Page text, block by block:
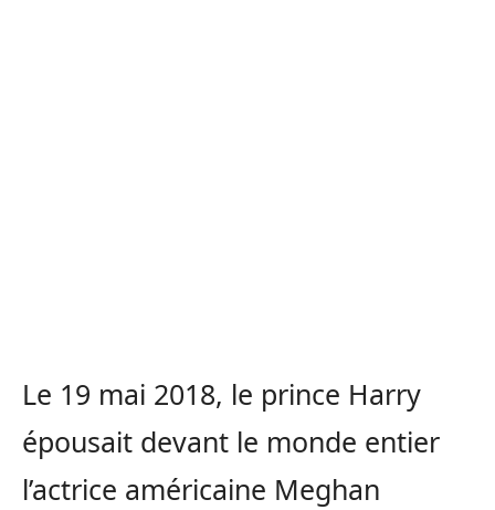
Le 19 mai 2018, le prince Harry
épousait devant le monde entier
l’actrice américaine Meghan